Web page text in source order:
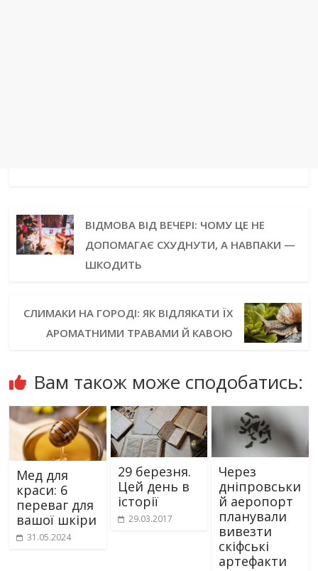
ВІДМОВА ВІД ВЕЧЕРІ: ЧОМУ ЦЕ НЕ
ДОПОМАГАЄ СХУДНУТИ, А НАВПАКИ —
ШКОДИТЬ
СЛИМАКИ НА ГОРОДІ: ЯК ВІДЛЯКАТИ ЇХ
АРОМАТНИМИ ТРАВАМИ Й КАВОЮ
Вам також може сподобатись:
Мед для
краси: 6
переваг для
вашої шкіри
31.05.2024
29 березня.
Цей день в
історії
29.03.2017
Через
дніпровськи
й аеропорт
планували
вивезти
скіфські
артефакти